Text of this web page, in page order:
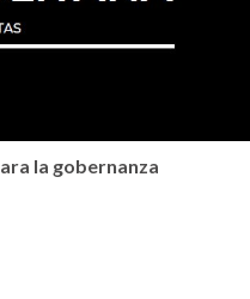
la gobernanza